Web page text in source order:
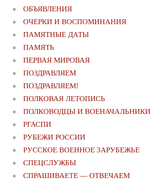
ОБЪЯВЛЕНИЯ
ОЧЕРКИ И ВОСПОМИНАНИЯ
ПАМЯТНЫЕ ДАТЫ
ПАМЯТЬ
ПЕРВАЯ МИРОВАЯ
ПОЗДРАВЛЯЕМ
ПОЗДРАВЛЯЕМ!
ПОЛКОВАЯ ЛЕТОПИСЬ
ПОЛКОВОДЦЫ И ВОЕНАЧАЛЬНИКИ
РГАСПИ
РУБЕЖИ РОССИИ
РУССКОЕ ВОЕННОЕ ЗАРУБЕЖЬЕ
СПЕЦСЛУЖБЫ
СПРАШИВАЕТЕ — ОТВЕЧАЕМ